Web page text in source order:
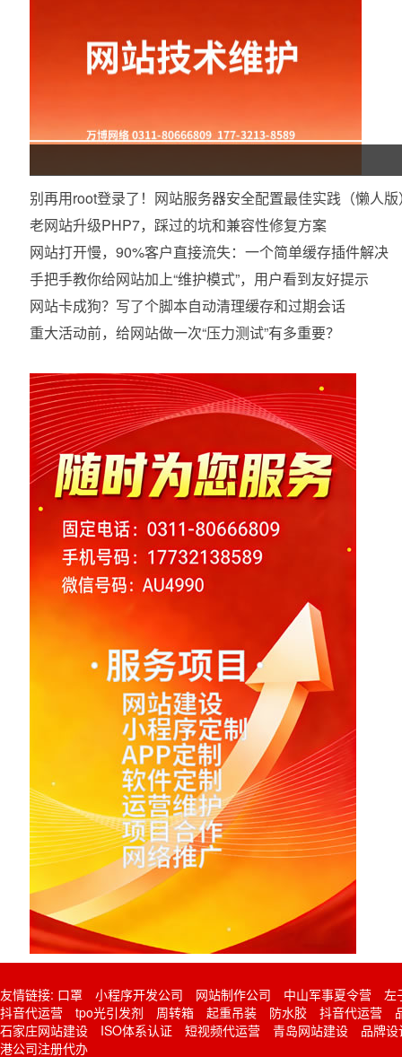
别再用root登录了！网站服务器安全配置最佳实践（懒人
老网站升级PHP7，踩过的坑和兼容性修复方案
网站打开慢，90%客户直接流失：一个简单缓存插件解决
手把手教你给网站加上“维护模式”，用户看到友好提示
网站卡成狗？写了个脚本自动清理缓存和过期会话
重大活动前，给网站做一次“压力测试”有多重要？
友情链接: 口罩 小程序开发公司 网站制作公司 中山军事夏令营
左
抖音代运营
tpo光引发剂 周转箱 起重吊装 防水胶 抖音代运营
石家庄网站建设
ISO体系认证 短视频代运营 青岛网站建设
品牌设
港公司注册代办